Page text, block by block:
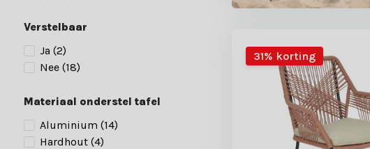
Verstelbaar
Ja (2)
Nee (18)
Materiaal onderstel tafel
Aluminium (14)
Hardhout (4)
31% korting